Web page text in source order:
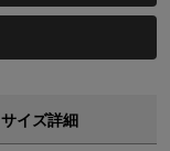
サイズ詳細